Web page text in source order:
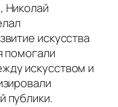
Николай
искусства
помогали
искусством и
публики.